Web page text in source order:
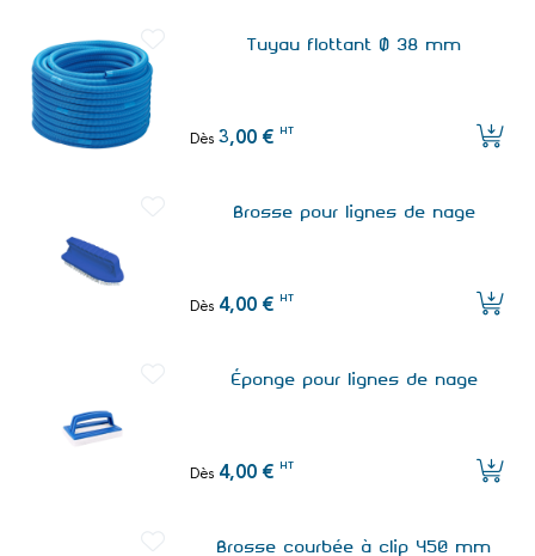
Tuyau flottant Ø 38 mm
Dès 3,00 € HT
Brosse pour lignes de nage
Dès 4,00 € HT
Éponge pour lignes de nage
Dès 4,00 € HT
Brosse courbée à clip 450 mm